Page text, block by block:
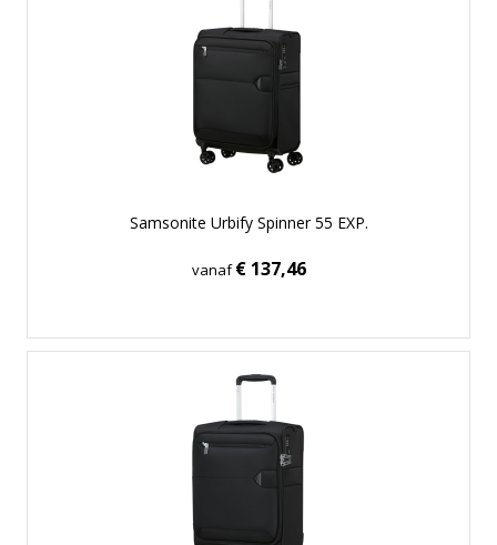
Samsonite Urbify Spinner 55 EXP.
vanaf€ 137,46